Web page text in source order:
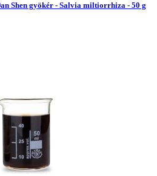
Shen gyökér - Salvia miltiorrhiza - 50 g